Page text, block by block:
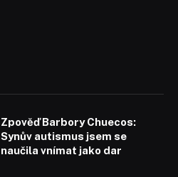
Zpověď Barbory Chuecos:
Synův autismus jsem se
naučila vnímat jako dar